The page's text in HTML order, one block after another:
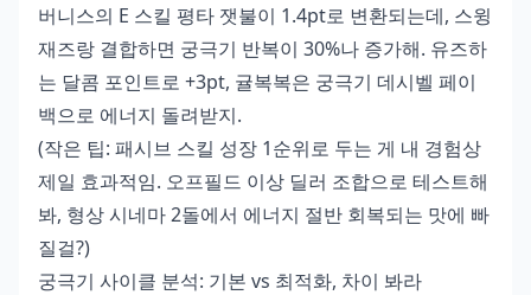
버니스의 E 스킬 평타 잿불이 1.4pt로 변환되는데, 스윙
재즈랑 결합하면 궁극기 반복이 30%나 증가해. 유즈하
는 달콤 포인트로 +3pt, 귤복복은 궁극기 데시벨 페이
백으로 에너지 돌려받지.
(작은 팁: 패시브 스킬 성장 1순위로 두는 게 내 경험상
제일 효과적임. 오프필드 이상 딜러 조합으로 테스트해
봐, 형상 시네마 2돌에서 에너지 절반 회복되는 맛에 빠
질걸?)
궁극기 사이클 분석: 기본 vs 최적화, 차이 봐라